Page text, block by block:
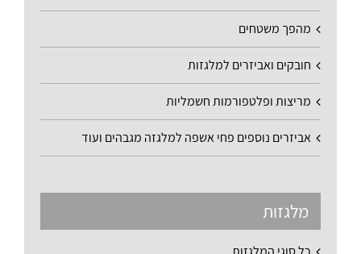
מהפך משטחים
חובקים ואביזרים למלגזות
מריצות ופלטפורמות חשמליות
אביזרים נוספים פחי אשפה למלגזה מגבהים ועוד
מלגזות